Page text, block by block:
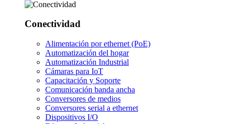
Conectividad
Alimentación por ethernet (PoE)
Automatización del hogar
Automatización Industrial
Cámaras para IoT
Capacitación y Soporte
Comunicación banda ancha
Conversores de medios
Conversores serial a ethernet
Dispositivos I/O